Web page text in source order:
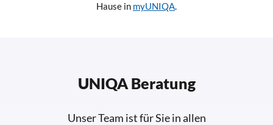
Hause in myUNIQA.
UNIQA Beratung
Unser Team ist für Sie in allen